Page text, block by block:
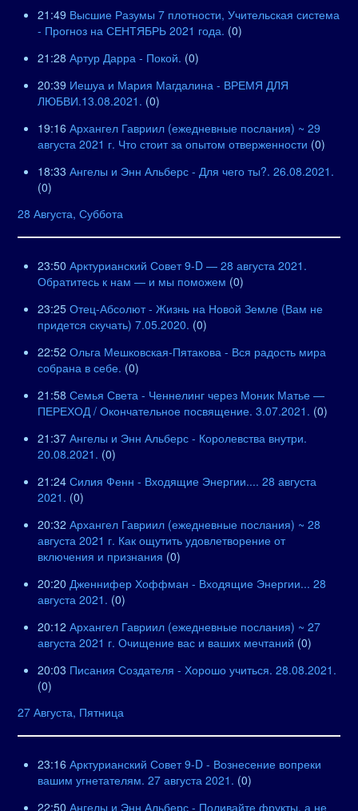
21:49 Высшие Разумы 7 плотности, Учительская система
- Прогноз на СЕНТЯБРЬ 2021 года. (0)
21:28 Артур Дарра - Покой. (0)
20:39 Иешуа и Мария Магдалина - ВРЕМЯ ДЛЯ
ЛЮБВИ.13.08.2021. (0)
19:16 Архангел Гавриил (ежедневные послания) ~ 29
августа 2021 г. Что стоит за опытом отверженности (0)
18:33 Ангелы и Энн Альберс - Для чего ты?. 26.08.2021.
(0)
28 Августа, Суббота
23:50 Арктурианский Совет 9-D — 28 августа 2021.
Обратитесь к нам — и мы поможем (0)
23:25 Отец-Абсолют - Жизнь на Новой Земле (Вам не
придется скучать) 7.05.2020. (0)
22:52 Ольга Мешковская-Пятакова - Вся радость мира
собрана в себе. (0)
21:58 Семья Света - Ченнелинг через Моник Матье —
ПЕРЕХОД / Окончательное посвящение. 3.07.2021. (0)
21:37 Ангелы и Энн Альберс - Королевства внутри.
20.08.2021. (0)
21:24 Силия Фенн - Входящие Энергии.... 28 августа
2021. (0)
20:32 Архангел Гавриил (ежедневные послания) ~ 28
августа 2021 г. Как ощутить удовлетворение от
включения и признания (0)
20:20 Дженнифер Хоффман - Входящие Энергии... 28
августа 2021. (0)
20:12 Архангел Гавриил (ежедневные послания) ~ 27
августа 2021 г. Очищение вас и ваших мечтаний (0)
20:03 Писания Создателя - Хорошо учиться. 28.08.2021.
(0)
27 Августа, Пятница
23:16 Арктурианский Совет 9-D - Вознесение вопреки
вашим угнетателям. 27 августа 2021. (0)
22:50 Ангелы и Энн Альберс - Поливайте фрукты, а не